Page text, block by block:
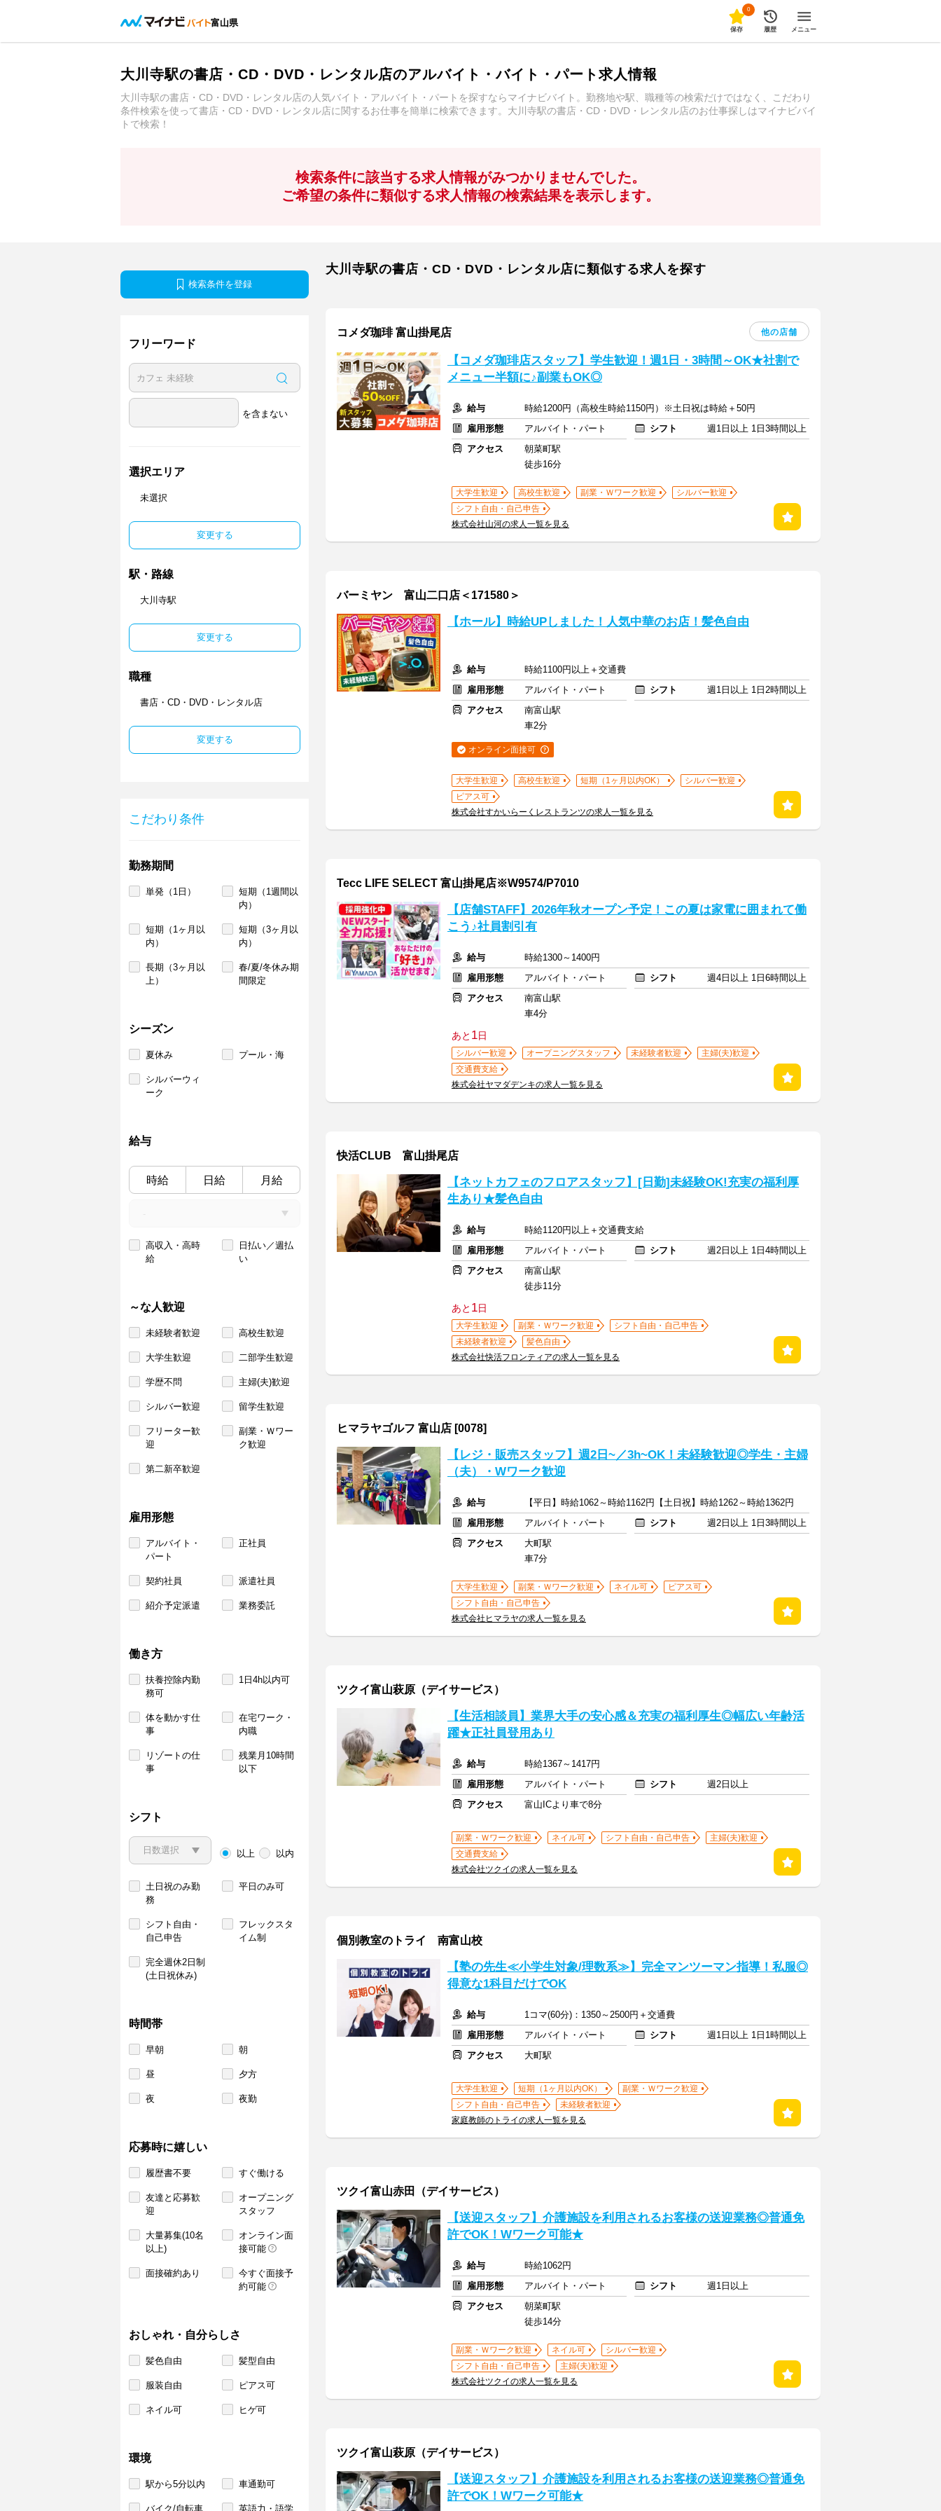
富山県
0
保存 履歴 メニュー
大川寺駅の書店・CD・DVD・レンタル店のアルバイト・バイト・パート求人情報
大川寺駅の書店・CD・DVD・レンタル店の人気バイト・アルバイト・パートを探すならマイナビバイト。勤務地や駅、職種等の検索だけではなく、こだわり
条件検索を使って書店・CD・DVD・レンタル店に関するお仕事を簡単に検索できます。大川寺駅の書店・CD・DVD・レンタル店のお仕事探しはマイナビバイ
トで検索！
検索条件に該当する求人情報がみつかりませんでした。
ご希望の条件に類似する求人情報の検索結果を表示します。
検索条件を登録
フリーワード
を含まない
選択エリア
未選択
変更する
駅・路線
大川寺駅
変更する
職種
書店・CD・DVD・レンタル店
変更する
こだわり条件
勤務期間
単発（1日）
短期（1週間以
内）
短期（1ヶ月以
内）
短期（3ヶ月以
内）
長期（3ヶ月以
上）
春/夏/冬休み期
間限定
シーズン
夏休み プール・海
シルバーウィ
ーク
給与
時給 日給 月給
高収入・高時
給
日払い／週払
い
～な人歓迎
未経験者歓迎 高校生歓迎
大学生歓迎 二部学生歓迎
学歴不問 主婦(夫)歓迎
シルバー歓迎 留学生歓迎
フリーター歓
迎
副業・Ｗワー
ク歓迎
第二新卒歓迎
雇用形態
アルバイト・
パート
正社員
契約社員 派遣社員
紹介予定派遣 業務委託
働き方
扶養控除内勤
務可
1日4h以内可
体を動かす仕
事
在宅ワーク・
内職
リゾートの仕
事
残業月10時間
以下
シフト
以上 以内
土日祝のみ勤
務
平日のみ可
シフト自由・
自己申告
フレックスタ
イム制
完全週休2日制
(土日祝休み)
時間帯
早朝 朝
昼 夕方
夜 夜勤
応募時に嬉しい
履歴書不要 すぐ働ける
友達と応募歓
迎
オープニング
スタッフ
大量募集(10名
以上)
オンライン面
接可能
面接確約あり
今すぐ面接予
約可能
おしゃれ・自分らしさ
髪色自由 髪型自由
服装自由 ピアス可
ネイル可 ヒゲ可
環境
駅から5分以内 車通勤可
バイク/自転車 英語力・語学
大川寺駅の書店・CD・DVD・レンタル店に類似する求人を探す
コメダ珈琲 富山掛尾店 他の店舗
【コメダ珈琲店スタッフ】学生歓迎！週1日・3時間～OK★社割で
メニュー半額に♪副業もOK◎
給与
時給1200円（高校生時給1150円）※土日祝は時給＋50円
雇用形態
アルバイト・パート シフト
週1日以上 1日3時間以上
アクセス
朝菜町駅
徒歩16分
大学生歓迎 高校生歓迎 副業・Ｗワーク歓迎
シルバー歓迎
シフト自由・自己申告
株式会社山河の求人一覧を見る
バーミヤン 富山二口店＜171580＞
【ホール】時給UPしました！人気中華のお店！髪色自由
給与
時給1100円以上＋交通費
雇用形態
アルバイト・パート シフト
週1日以上 1日2時間以上
アクセス
南富山駅
車2分
オンライン面接可
大学生歓迎 高校生歓迎 短期（1ヶ月以内OK）
シルバー歓迎
ピアス可
株式会社すかいらーくレストランツの求人一覧を見る
Tecc LIFE SELECT 富山掛尾店※W9574/P7010
【店舗STAFF】2026年秋オープン予定！この夏は家電に囲まれて働
こう♪社員割引有
給与
時給1300～1400円
雇用形態
アルバイト・パート シフト
週4日以上 1日6時間以上
アクセス
南富山駅
車4分
あと 1日
シルバー歓迎 オープニングスタッフ 未経験者歓迎
主婦(夫)歓迎
交通費支給
株式会社ヤマダデンキの求人一覧を見る
快活CLUB 富山掛尾店
【ネットカフェのフロアスタッフ】[日勤]未経験OK!充実の福利厚
生あり★髪色自由
給与
時給1120円以上＋交通費支給
雇用形態
アルバイト・パート シフト
週2日以上 1日4時間以上
アクセス
南富山駅
徒歩11分
あと 1日
大学生歓迎 副業・Ｗワーク歓迎
シフト自由・自己申告
未経験者歓迎
髪色自由
株式会社快活フロンティアの求人一覧を見る
ヒマラヤゴルフ 富山店 [0078]
【レジ・販売スタッフ】週2日~／3h~OK！未経験歓迎◎学生・主婦
（夫）・Wワーク歓迎
給与
【平日】時給1062～時給1162円【土日祝】時給1262～時給1362円
雇用形態
アルバイト・パート シフト
週2日以上 1日3時間以上
アクセス
大町駅
車7分
大学生歓迎 副業・Ｗワーク歓迎 ネイル可
ピアス可
シフト自由・自己申告
株式会社ヒマラヤの求人一覧を見る
ツクイ富山萩原（デイサービス）
【生活相談員】業界大手の安心感＆充実の福利厚生◎幅広い年齢活
躍★正社員登用あり
給与
時給1367～1417円
雇用形態
アルバイト・パート シフト
週2日以上
アクセス
富山ICより車で8分
副業・Ｗワーク歓迎 ネイル可 シフト自由・自己申告
主婦(夫)歓迎
交通費支給
株式会社ツクイの求人一覧を見る
個別教室のトライ 南富山校
【塾の先生≪小学生対象/理数系≫】完全マンツーマン指導！私服◎
得意な1科目だけでOK
給与
1コマ(60分)：1350～2500円＋交通費
雇用形態
アルバイト・パート シフト
週1日以上 1日1時間以上
アクセス
大町駅
大学生歓迎 短期（1ヶ月以内OK）
副業・Ｗワーク歓迎
シフト自由・自己申告
未経験者歓迎
家庭教師のトライの求人一覧を見る
ツクイ富山赤田（デイサービス）
【送迎スタッフ】介護施設を利用されるお客様の送迎業務◎普通免
許でOK！Wワーク可能★
給与
時給1062円
雇用形態
アルバイト・パート シフト
週1日以上
アクセス
朝菜町駅
徒歩14分
副業・Ｗワーク歓迎 ネイル可
シルバー歓迎
シフト自由・自己申告
主婦(夫)歓迎
株式会社ツクイの求人一覧を見る
ツクイ富山萩原（デイサービス）
【送迎スタッフ】介護施設を利用されるお客様の送迎業務◎普通免
許でOK！Wワーク可能★